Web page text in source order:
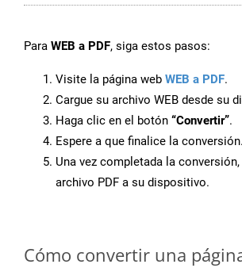
Para WEB a PDF, siga estos pasos:
Visite la página web WEB a PDF.
Cargue su archivo WEB desde su
Haga clic en el botón “Convertir”.
Espere a que finalice la conversión.
Una vez completada la conversión,
archivo PDF a su dispositivo.
Cómo convertir una